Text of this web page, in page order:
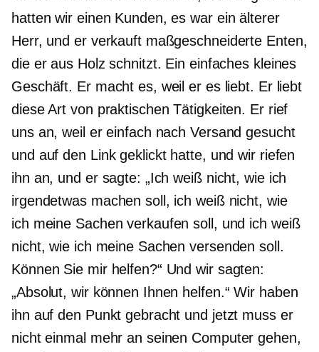
hatten wir einen Kunden, es war ein älterer
Herr, und er verkauft maßgeschneiderte Enten,
die er aus Holz schnitzt. Ein einfaches kleines
Geschäft. Er macht es, weil er es liebt. Er liebt
diese Art von praktischen Tätigkeiten. Er rief
uns an, weil er einfach nach Versand gesucht
und auf den Link geklickt hatte, und wir riefen
ihn an, und er sagte: „Ich weiß nicht, wie ich
irgendetwas machen soll, ich weiß nicht, wie
ich meine Sachen verkaufen soll, und ich weiß
nicht, wie ich meine Sachen versenden soll.
Können Sie mir helfen?“ Und wir sagten:
„Absolut, wir können Ihnen helfen.“ Wir haben
ihn auf den Punkt gebracht und jetzt muss er
nicht einmal mehr an seinen Computer gehen,